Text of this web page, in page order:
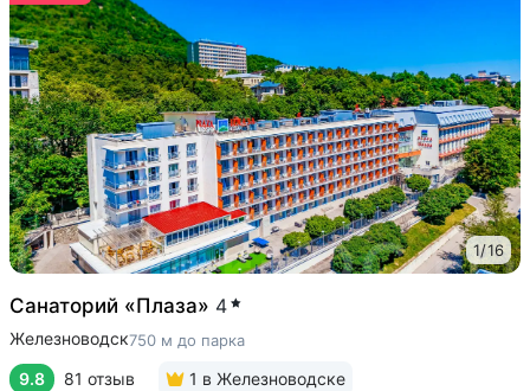
1/16
Санаторий «Плаза» 4
Железноводск750 м до парка
9.8 81 отзыв 1 в Железноводске